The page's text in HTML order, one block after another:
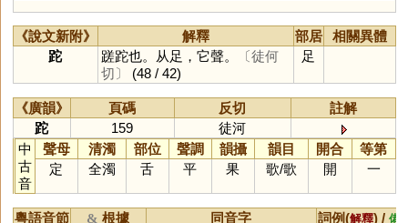
《說文新附》 解釋 部居
相關異體
跎
蹉跎也。从足，它聲。
〔徒何
切〕
(48 / 42)
足
《廣韻》 頁碼 反切
註解
跎
159
徒河
中
古
音
聲母 清濁 部位 聲調 韻攝 韻目 開合
等第
定
全濁 舌 平 果 歌/歌 開 一
粵語音節 & 根據 同音字 詞例(解釋) / 備